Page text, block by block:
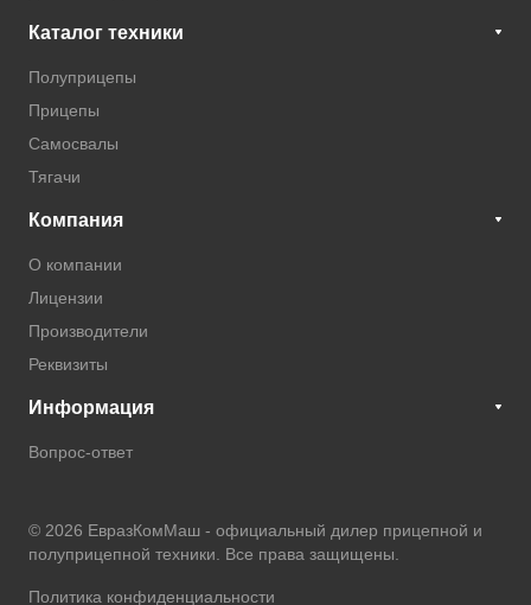
Каталог техники
Полуприцепы
Прицепы
Самосвалы
Тягачи
Компания
О компании
Лицензии
Производители
Реквизиты
Информация
Вопрос-ответ
© 2026 ЕвразКомМаш - официальный дилер прицепной и
полуприцепной техники . Все права защищены.
Политика конфиденциальности